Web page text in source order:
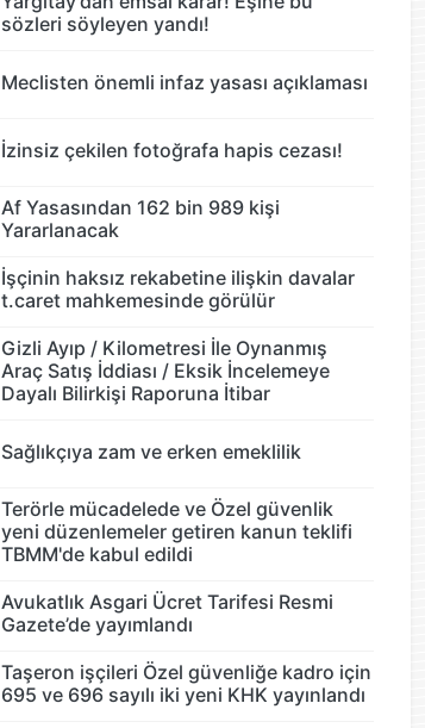
sözleri söyleyen yandı!
Meclisten önemli infaz yasası açıklaması
İzinsiz çekilen fotoğrafa hapis cezası!
Af Yasasından 162 bin 989 kişi
Yararlanacak
İşçinin haksız rekabetine ilişkin davalar
t.caret mahkemesinde görülür
Gizli Ayıp / Kilometresi İle Oynanmış
Araç Satış İddiası / Eksik İncelemeye
Dayalı Bilirkişi Raporuna İtibar
Sağlıkçıya zam ve erken emeklilik
Terörle mücadelede ve Özel güvenlik
yeni düzenlemeler getiren kanun teklifi
TBMM'de kabul edildi
Avukatlık Asgari Ücret Tarifesi Resmi
Gazete’de yayımlandı
Taşeron işçileri Özel güvenliğe kadro için
695 ve 696 sayılı iki yeni KHK yayınlandı